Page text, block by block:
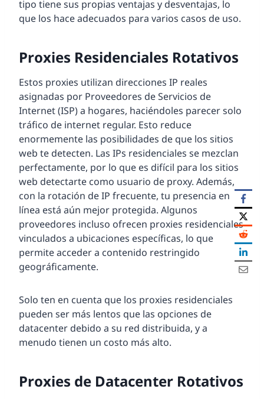
tipo tiene sus propias ventajas y desventajas, lo
que los hace adecuados para varios casos de uso.
Proxies Residenciales Rotativos
Estos proxies utilizan direcciones IP reales
asignadas por Proveedores de Servicios de
Internet (ISP) a hogares, haciéndoles parecer solo
tráfico de internet regular. Esto reduce
enormemente las posibilidades de que los sitios
web te detecten. Las IPs residenciales se mezclan
perfectamente, por lo que es difícil para los sitios
web detectarte como usuario de proxy. Además,
con la rotación de IP frecuente, tu presencia en
línea está aún mejor protegida. Algunos
proveedores incluso ofrecen proxies residenciales
vinculados a ubicaciones específicas, lo que
permite acceder a contenido restringido
geográficamente.
Solo ten en cuenta que los proxies residenciales
pueden ser más lentos que las opciones de
datacenter debido a su red distribuida, y a
menudo tienen un costo más alto.
Proxies de Datacenter Rotativos